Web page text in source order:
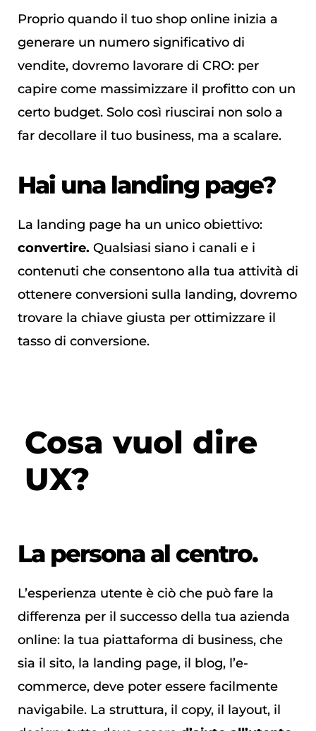
Proprio quando il tuo shop online inizia a
generare un numero significativo di
vendite, dovremo lavorare di CRO: per
capire come massimizzare il profitto con un
certo budget. Solo così riuscirai non solo a
far decollare il tuo business, ma a scalare.
Hai una landing page?
La landing page ha un unico obiettivo:
convertire. Qualsiasi siano i canali e i
contenuti che consentono alla tua attività di
ottenere conversioni sulla landing, dovremo
trovare la chiave giusta per ottimizzare il
tasso di conversione.
Cosa vuol dire
UX?
La persona al centro.
L’esperienza utente è ciò che può fare la
differenza per il successo della tua azienda
online: la tua piattaforma di business, che
sia il sito, la landing page, il blog, l’e-
commerce, deve poter essere facilmente
navigabile. La struttura, il copy, il layout, il